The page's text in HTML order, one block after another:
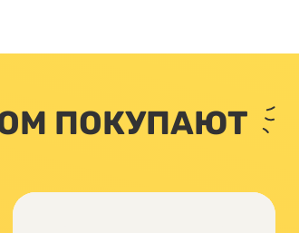
ПОКУПАЮТ